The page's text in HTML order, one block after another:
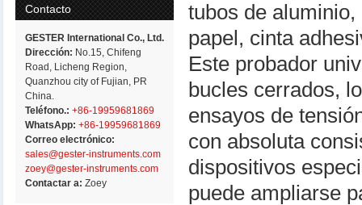
Contacto
GESTER International Co., Ltd.
Dirección: No.15, Chifeng
Road, Licheng Region,
Quanzhou city of Fujian, PR
China.
Teléfono.: +86-19959681869
WhatsApp: +86-19959681869
Correo electrónico:
sales@gester-instruments.com
zoey@gester-instruments.com
Contactar a:Zoey
tubos de
papel, cinta
Este probador
bucles cerrados,
ensayos de
con absoluta
dispositivos
puede ampliarse